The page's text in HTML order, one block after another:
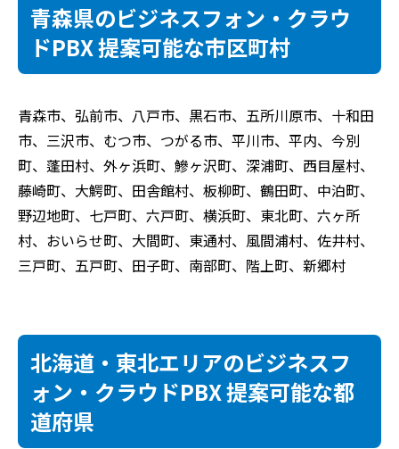
青森県のビジネスフォン・クラウ
ドPBX 提案可能な市区町村
青森市、弘前市、八戸市、黒石市、五所川原市、十和田
市、三沢市、むつ市、つがる市、平川市、平内、今別
町、蓬田村、外ヶ浜町、鰺ヶ沢町、深浦町、西目屋村、
藤崎町、大鰐町、田舎館村、板柳町、鶴田町、中泊町、
野辺地町、七戸町、六戸町、横浜町、東北町、六ヶ所
村、おいらせ町、大間町、東通村、風間浦村、佐井村、
三戸町、五戸町、田子町、南部町、階上町、新郷村
北海道・東北エリアのビジネスフ
ォン・クラウドPBX 提案可能な都
道府県